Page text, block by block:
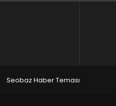
Seobaz Haber Teması